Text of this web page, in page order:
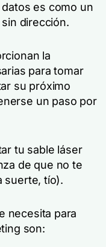
es como un
dirección.
la
para tomar
su próximo
un paso por
tu sable láser
de que no te
suerte, tío).
necesita para
son: